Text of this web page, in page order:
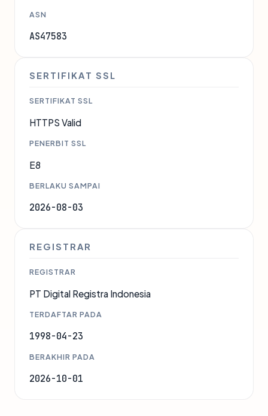
ASN
AS47583
SERTIFIKAT SSL
SERTIFIKAT SSL
HTTPS Valid
PENERBIT SSL
E8
BERLAKU SAMPAI
2026-08-03
REGISTRAR
REGISTRAR
PT Digital Registra Indonesia
TERDAFTAR PADA
1998-04-23
BERAKHIR PADA
2026-10-01